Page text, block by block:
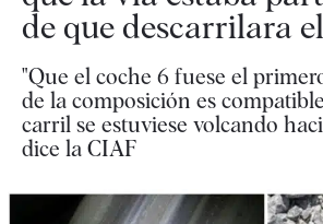
de que descarrilara
"Que el coche 6 fuese el
de la composición es
carril se estuviese volcando
dice la CIAF